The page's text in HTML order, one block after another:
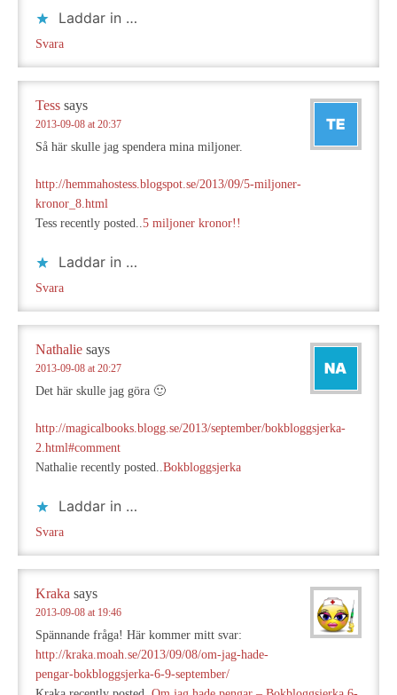
Laddar in …
Svara
Tess says
2013-09-08 at 20:37
Så här skulle jag spendera mina miljoner.
http://hemmahostess.blogspot.se/2013/09/5-miljoner-
kronor_8.html
Tess recently posted..5 miljoner kronor!!
Laddar in …
Svara
Nathalie says
2013-09-08 at 20:27
Det här skulle jag göra 🙂
http://magicalbooks.blogg.se/2013/september/bokbloggsjerka-
2.html#comment
Nathalie recently posted..Bokbloggsjerka
Laddar in …
Svara
Kraka says
2013-09-08 at 19:46
Spännande fråga! Här kommer mitt svar:
http://kraka.moah.se/2013/09/08/om-jag-hade-
pengar-bokbloggsjerka-6-9-september/